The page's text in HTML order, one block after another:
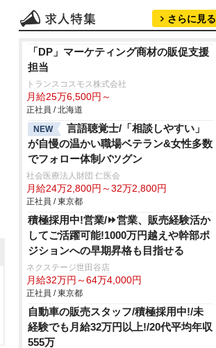
さらに見る
「DP」マーケティング商材の販促支援
担当
トランスコスモス株式会社
月給25万6,500円～
正社員 / 北海道
NEW
言語聴覚士/「相談しやすい」
が自慢の温かい職場ベテラン&女性多数
でフォロー体制バツグン
社会医療法人財団 仁医会
月給24万2,800円～32万2,800円
正社員 / 東京都
積極採用中!営業/⏩️営業、販売経験活か
してご活躍可能!1000万円越えや幹部ポ
ジションへの早期昇格も目指せる
ネクステージ世田谷店
月給32万円～64万4,000円
正社員 / 東京都
自動車の販売スタッフ/積極採用中!/未
経験でも月給32万円以上!/20代平均年収
555万